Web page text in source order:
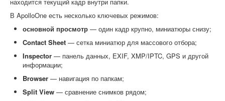
В ApolloOne есть несколько ключевых режимов:
основной просмотр — один кадр крупно, миниатюры снизу;
Contact Sheet — сетка миниатюр для массового отбора;
Inspector — панель данных, EXIF, XMP/IPTC, GPS и другой
информации;
Browser — навигация по папкам;
Split View — сравнение снимков рядом;